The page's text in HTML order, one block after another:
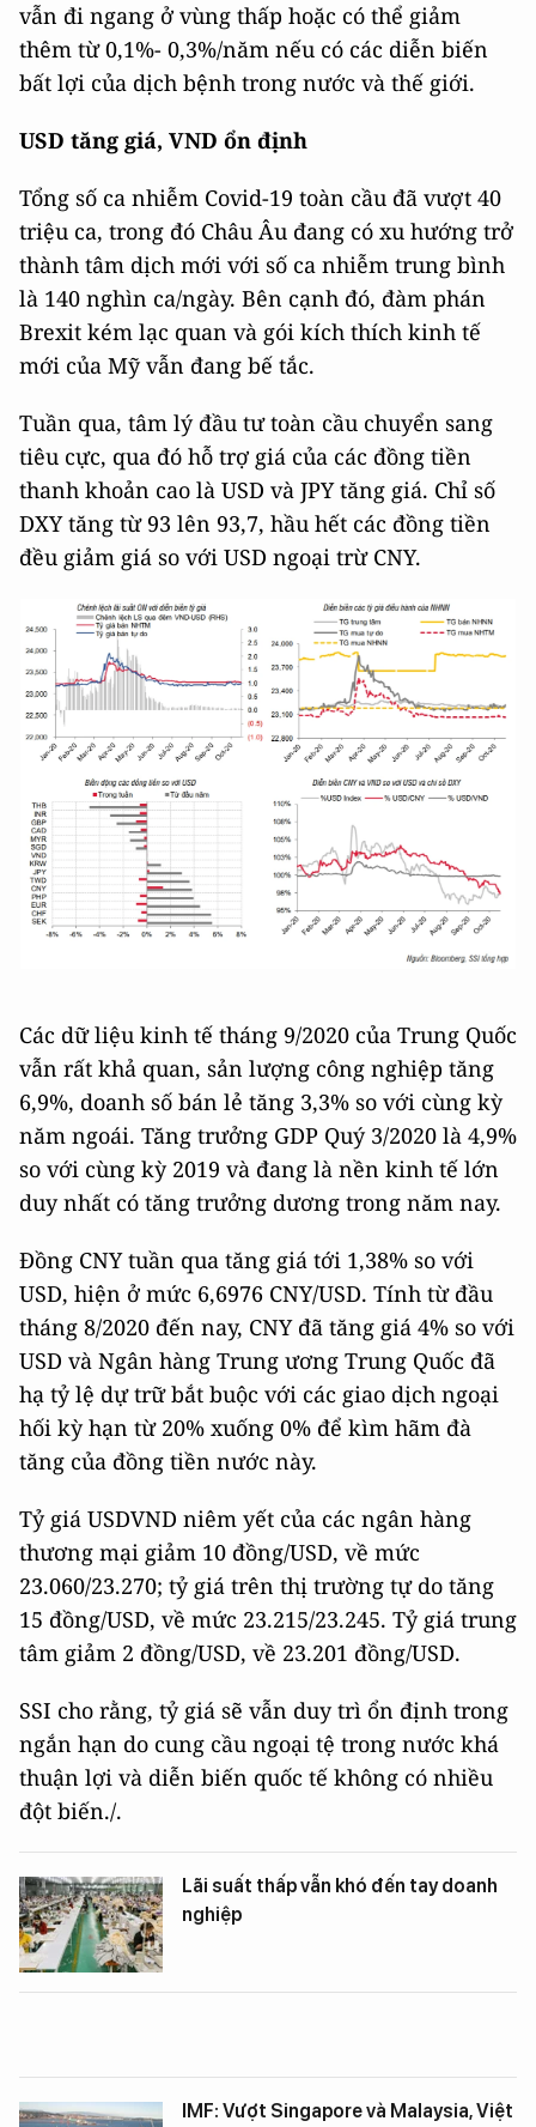
vẫn đi ngang ở vùng thấp hoặc có thể giảm
thêm từ 0,1%- 0,3%/năm nếu có các diễn biến
bất lợi của dịch bệnh trong nước và thế giới.
USD tăng giá, VND ổn định
Tổng số ca nhiễm Covid-19 toàn cầu đã vượt 40
triệu ca, trong đó Châu Âu đang có xu hướng trở
thành tâm dịch mới với số ca nhiễm trung bình
là 140 nghìn ca/ngày. Bên cạnh đó, đàm phán
Brexit kém lạc quan và gói kích thích kinh tế
mới của Mỹ vẫn đang bế tắc.
Tuần qua, tâm lý đầu tư toàn cầu chuyển sang
tiêu cực, qua đó hỗ trợ giá của các đồng tiền
thanh khoản cao là USD và JPY tăng giá. Chỉ số
DXY tăng từ 93 lên 93,7, hầu hết các đồng tiền
đều giảm giá so với USD ngoại trừ CNY.
Các dữ liệu kinh tế tháng 9/2020 của Trung Quốc
vẫn rất khả quan, sản lượng công nghiệp tăng
6,9%, doanh số bán lẻ tăng 3,3% so với cùng kỳ
năm ngoái. Tăng trưởng GDP Quý 3/2020 là 4,9%
so với cùng kỳ 2019 và đang là nền kinh tế lớn
duy nhất có tăng trưởng dương trong năm nay.
Đồng CNY tuần qua tăng giá tới 1,38% so với
USD, hiện ở mức 6,6976 CNY/USD. Tính từ đầu
tháng 8/2020 đến nay, CNY đã tăng giá 4% so với
USD và Ngân hàng Trung ương Trung Quốc đã
hạ tỷ lệ dự trữ bắt buộc với các giao dịch ngoại
hối kỳ hạn từ 20% xuống 0% để kìm hãm đà
tăng của đồng tiền nước này.
Tỷ giá USDVND niêm yết của các ngân hàng
thương mại giảm 10 đồng/USD, về mức
23.060/23.270; tỷ giá trên thị trường tự do tăng
15 đồng/USD, về mức 23.215/23.245. Tỷ giá trung
tâm giảm 2 đồng/USD, về 23.201 đồng/USD.
SSI cho rằng, tỷ giá sẽ vẫn duy trì ổn định trong
ngắn hạn do cung cầu ngoại tệ trong nước khá
thuận lợi và diễn biến quốc tế không có nhiều
đột biến./.
Lãi suất thấp vẫn khó đến tay doanh
nghiệp
IMF: Vượt Singapore và Malaysia, Việt